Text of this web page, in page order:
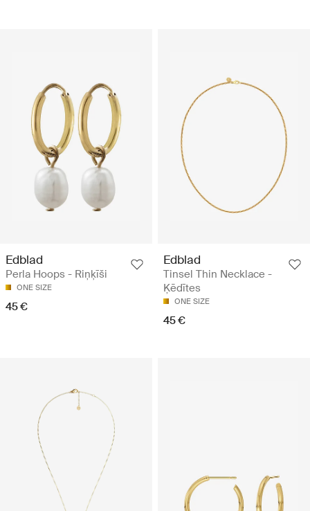
Edblad
Perla Hoops - Riņķīši
ONE SIZE
45 €
Edblad
Tinsel Thin Necklace -
Ķēdītes
ONE SIZE
45 €